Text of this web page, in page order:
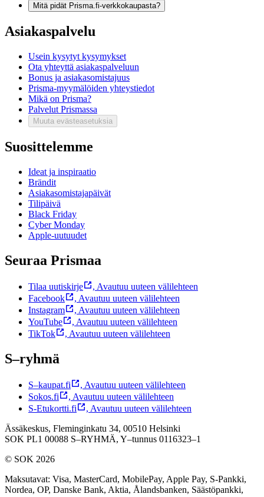
Mitä pidät Prisma.fi-verkkokaupasta?
Asiakaspalvelu
Usein kysytyt kysymykset
Ota yhteyttä asiakaspalveluun
Bonus ja asiakasomistajuus
Prisma-myymälöiden yhteystiedot
Mikä on Prisma?
Palvelut Prismassa
Muuta evästeasetuksia
Suosittelemme
Ideat ja inspiraatio
Brändit
Asiakasomistajapäivät
Tilipäivä
Black Friday
Cyber Monday
Apple-uutuudet
Seuraa Prismaa
Tilaa uutiskirje , Avautuu uuteen välilehteen
Facebook
, Avautuu uuteen välilehteen
Instagram
, Avautuu uuteen välilehteen
YouTube
, Avautuu uuteen välilehteen
TikTok
, Avautuu uuteen välilehteen
S–ryhmä
S–kaupat.fi , Avautuu uuteen välilehteen
Sokos.fi
, Avautuu uuteen välilehteen
S-Etukortti.fi
, Avautuu uuteen välilehteen
Ässäkeskus, Fleminginkatu 34, 00510 Helsinki
SOK PL1 00088 S–RYHMÄ, Y–tunnus 0116323–1
© SOK 2026
Maksutavat: Visa, MasterCard, MobilePay, Apple Pay, S-Pankki,
Nordea, OP, Danske Bank, Aktia, Ålandsbanken, Säästöpankki,